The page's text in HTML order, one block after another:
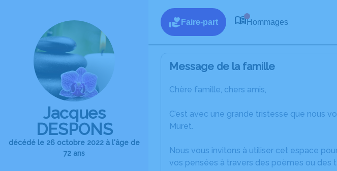
Jacques
DESPONS
décédé le 26 octobre 2022 à l'âge de
72 ans
Faire-part Hommages
Message de la famille
Chère famille, chers amis,
C’est avec une grande tristesse que nous
Muret.
Nous vous invitons à utiliser cet espace
vos pensées à travers des poèmes ou des